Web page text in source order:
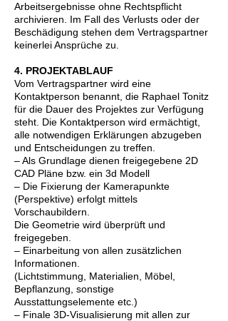
Arbeitsergebnisse ohne Rechtspflicht
archivieren. Im Fall des Verlusts oder der
Beschädigung stehen dem Vertragspartner
keinerlei Ansprüche zu.
4. PROJEKTABLAUF
Vom Vertragspartner wird eine
Kontaktperson benannt, die Raphael Tonitz
für die Dauer des Projektes zur Verfügung
steht. Die Kontaktperson wird ermächtigt,
alle notwendigen Erklärungen abzugeben
und Entscheidungen zu treffen.
– Als Grundlage dienen freigegebene 2D
CAD Pläne bzw. ein 3d Modell
– Die Fixierung der Kamerapunkte
(Perspektive) erfolgt mittels
Vorschaubildern.
Die Geometrie wird überprüft und
freigegeben.
– Einarbeitung von allen zusätzlichen
Informationen.
(Lichtstimmung, Materialien, Möbel,
Bepflanzung, sonstige
Ausstattungselemente etc.)
– Finale 3D-Visualisierung mit allen zur